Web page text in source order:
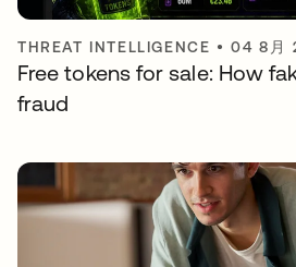
THREAT INTELLIGENCE •04 8月
Free tokens for sale: How
fraud